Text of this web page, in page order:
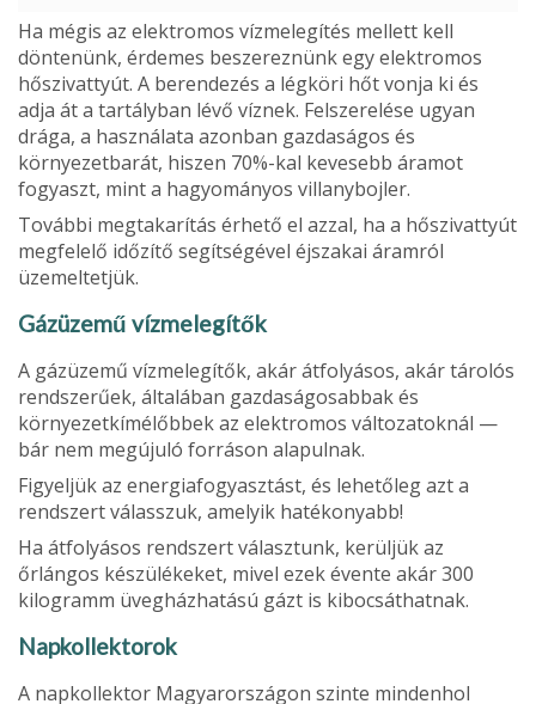
Ha mégis az elektromos vízmelegítés mellett kell
döntenünk, érdemes beszereznünk egy elektromos
hőszivattyút. A berendezés a légköri hőt vonja ki és
adja át a tartályban lévő víznek. Felszerelése ugyan
drága, a használata azonban gazdaságos és
környezetbarát, hiszen 70%-kal kevesebb áramot
fogyaszt, mint a hagyományos villanybojler.
További megtakarítás érhető el azzal, ha a hőszivattyút
megfelelő időzítő segítségével éjszakai áramról
üzemeltetjük.
Gázüzemű vízmelegítők
A gázüzemű vízmelegítők, akár átfolyásos, akár tárolós
rendszerűek, általában gazdaságosabbak és
környezetkímélőbbek az elektromos változatoknál —
bár nem megújuló forráson alapulnak.
Figyeljük az energiafogyasztást, és lehetőleg azt a
rendszert válasszuk, amelyik hatékonyabb!
Ha átfolyásos rendszert választunk, kerüljük az
őrlángos készülékeket, mivel ezek évente akár 300
kilogramm üvegházhatású gázt is kibocsáthatnak.
Napkollektorok
A napkollektor Magyarországon szinte mindenhol